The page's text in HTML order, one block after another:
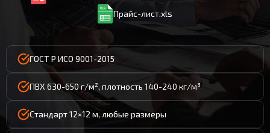
Прайс-лист.xls
ГОСТ Р ИСО 9001-2015
ПВХ 630-650 г/м², плотность 140-240 кг/м³
Стандарт 12×12 м, любые размеры